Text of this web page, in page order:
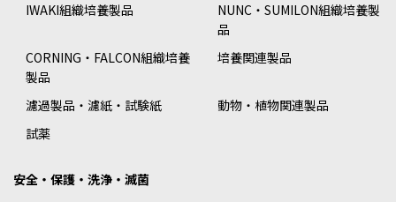
IWAKI組織培養製品
NUNC・SUMILON組織培養製
品
CORNING・FALCON組織培養
製品
培養関連製品
濾過製品・濾紙・試験紙
動物・植物関連製品
試薬
安全・保護・洗浄・滅菌